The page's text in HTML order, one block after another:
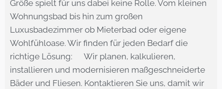
Größe spielt für uns dabei keine Rolle. Vom kleinen
Wohnungsbad bis hin zum großen
Luxusbadezimmer ob Mieterbad oder eigene
Wohlfühloase. Wir finden für jeden Bedarf die
richtige Lösung: Wir planen, kalkulieren,
installieren und modernisieren maßgeschneiderte
Bäder und Fliesen. Kontaktieren Sie uns, damit wir